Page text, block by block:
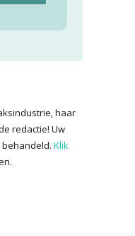
haar
redactie! Uw
Klik